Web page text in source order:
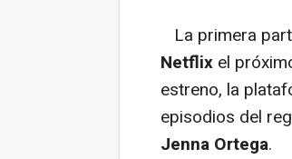
La primera
Netflix el
estreno, la
episodios del
Jenna Ortega.